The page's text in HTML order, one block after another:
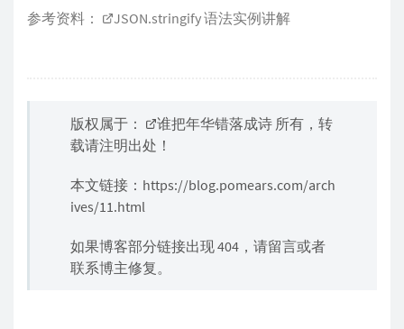
参考资料： JSON.stringify 语法实例讲解
版权属于： 谁把年华错落成诗 所有，转
载请注明出处！
本文链接： https://blog.pomears.com/arch
ives/11.html
如果博客部分链接出现 404，请留言或者
联系博主修复。